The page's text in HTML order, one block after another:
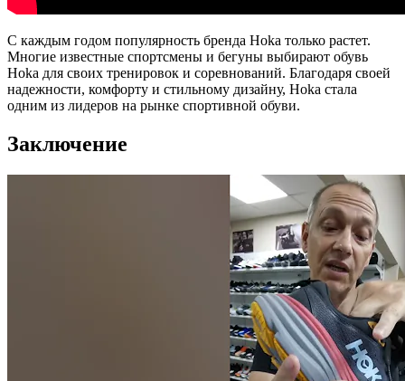
С каждым годом популярность бренда Hoka только растет.
Многие известные спортсмены и бегуны выбирают обувь
Hoka для своих тренировок и соревнований. Благодаря своей
надежности, комфорту и стильному дизайну, Hoka стала
одним из лидеров на рынке спортивной обуви.
Заключение